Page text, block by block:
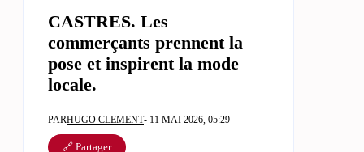
CASTRES. Les
commerçants prennent la
pose et inspirent la mode
locale.
PARHUGO CLEMENT- 11 MAI 2026, 05:29
🔗 Partager